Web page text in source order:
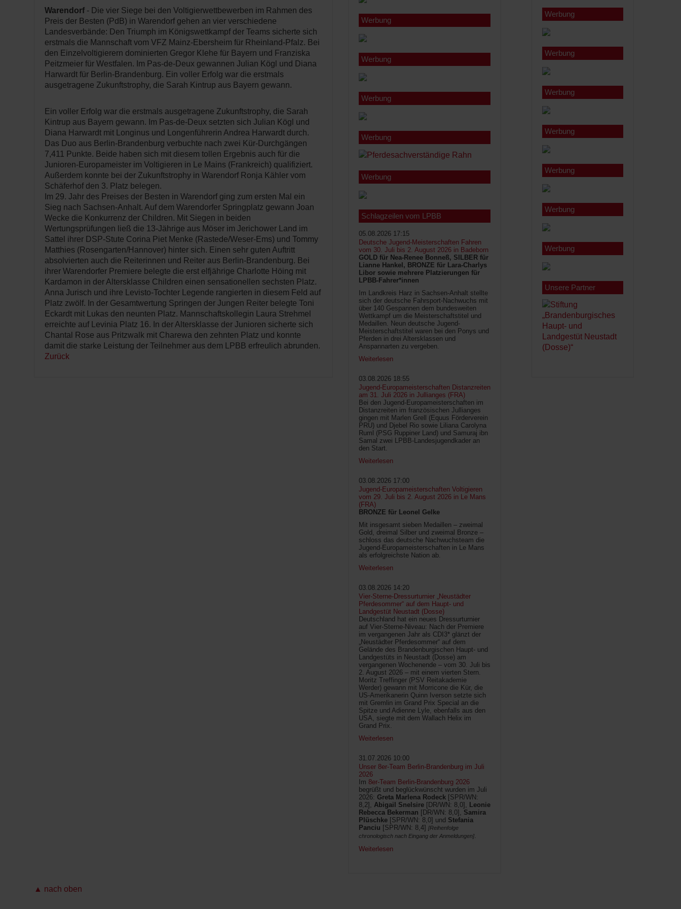
Warendorf - Die vier Siege bei den Voltigierwettbewerben im Rahmen des
Preis der Besten (PdB) in Warendorf gehen an vier verschiedene
Landesverbände: Den Triumph im Königswettkampf der Teams sicherte sich
erstmals die Mannschaft vom VFZ Mainz-Ebersheim für Rheinland-Pfalz. Bei
den Einzelvoltigierern dominierten Gregor Klehe für Bayern und Franziska
Peitzmeier für Westfalen. Im Pas-de-Deux gewannen Julian Kögl und Diana
Harwardt für Berlin-Brandenburg. Ein voller Erfolg war die erstmals
ausgetragene Zukunftstrophy, die Sarah Kintrup aus Bayern gewann.
Ein voller Erfolg war die erstmals ausgetragene Zukunftstrophy, die Sarah
Kintrup aus Bayern gewann. Im Pas-de-Deux setzten sich Julian Kögl und
Diana Harwardt mit Longinus und Longenführerin Andrea Harwardt durch.
Das Duo aus Berlin-Brandenburg verbuchte nach zwei Kür-Durchgängen
7,411 Punkte. Beide haben sich mit diesem tollen Ergebnis auch für die
Junioren-Europameister im Voltigieren in Le Mains (Frankreich) qualifiziert.
Außerdem konnte bei der Zukunftstrophy in Warendorf Ronja Kähler vom
Schäferhof den 3. Platz belegen.
Im 29. Jahr des Preises der Besten in Warendorf ging zum ersten Mal ein
Sieg nach Sachsen-Anhalt. Auf dem Warendorfer Springplatz gewann Joan
Wecke die Konkurrenz der Children. Mit Siegen in beiden
Wertungsprüfungen ließ die 13-Jährige aus Möser im Jerichower Land im
Sattel ihrer DSP-Stute Corina Piet Menke (Rastede/Weser-Ems) und Tommy
Matthies (Rosengarten/Hannover) hinter sich. Einen sehr guten Auftritt
absolvierten auch die Reiterinnen und Reiter aus Berlin-Brandenburg. Bei
ihrer Warendorfer Premiere belegte die erst elfjährige Charlotte Höing mit
Kardamon in der Altersklasse Children einen sensationellen sechsten Platz.
Anna Jurisch und ihre Levisto-Tochter Legende rangierten in diesem Feld auf
Platz zwölf. In der Gesamtwertung Springen der Jungen Reiter belegte Toni
Eckardt mit Lukas den neunten Platz. Mannschaftskollegin Laura Strehmel
erreichte auf Levinia Platz 16. In der Altersklasse der Junioren sicherte sich
Chantal Rose aus Pritzwalk mit Charewa den zehnten Platz und konnte
damit die starke Leistung der Teilnehmer aus dem LPBB erfreulich abrunden.
Zurück
Werbung
Werbung
Werbung
Werbung
Werbung
Schlagzeilen vom LPBB
05.08.2026 17:15
Deutsche Jugend-Meisterschaften Fahren
vom 30. Juli bis 2. August 2026 in Badeborn
GOLD für Nea-Renee Bonneß, SILBER für
Lianne Hankel, BRONZE für Lara-Charlys
Libor sowie mehrere Platzierungen für
LPBB-Fahrer*innen
Im Landkreis Harz in Sachsen-Anhalt stellte
sich der deutsche Fahrsport-Nachwuchs mit
über 140 Gespannen dem bundesweiten
Wettkampf um die Meisterschaftstitel und
Medaillen. Neun deutsche Jugend-
Meisterschaftstitel waren bei den Ponys und
Pferden in drei Altersklassen und
Anspannarten zu vergeben.
Weiterlesen
03.08.2026 18:55
Jugend-Europameisterschaften Distanzreiten
am 31. Juli 2026 in Jullianges (FRA)
Bei den Jugend-Europameisterschaften im
Distanzreiten im französischen Jullianges
gingen mit Marlen Grell (Equus Förderverein
PRU) und Djebel Rio sowie Liliana Carolyna
Ruml (PSG Ruppiner Land) und Samuraj ibn
Samal zwei LPBB-Landesjugendkader an
den Start.
Weiterlesen
03.08.2026 17:00
Jugend-Europameisterschaften Voltigieren
vom 29. Juli bis 2. August 2026 in Le Mans
(FRA)
BRONZE für Leonel Gelke
Mit insgesamt sieben Medaillen – zweimal
Gold, dreimal Silber und zweimal Bronze –
schloss das deutsche Nachwuchsteam die
Jugend-Europameisterschaften in Le Mans
als erfolgreichste Nation ab.
Weiterlesen
03.08.2026 14:20
Vier-Sterne-Dressurturnier „Neustädter
Pferdesommer“ auf dem Haupt- und
Landgestüt Neustadt (Dosse)
Deutschland hat ein neues Dressurturnier
auf Vier-Sterne-Niveau: Nach der Premiere
im vergangenen Jahr als CDI3* glänzt der
„Neustädter Pferdesommer“ auf dem
Gelände des Brandenburgischen Haupt- und
Landgestüts in Neustadt (Dosse) am
vergangenen Wochenende – vom 30. Juli bis
2. August 2026 – mit einem vierten Stern.
Moritz Treffinger (PSV Reitakademie
Werder) gewann mit Morricone die Kür, die
US-Amerikanerin Quinn Iverson setzte sich
mit Gremlin im Grand Prix Special an die
Spitze und Adienne Lyle, ebenfalls aus den
USA, siegte mit dem Wallach Helix im
Grand Prix.
Weiterlesen
31.07.2026 10:00
Unser 8er-Team Berlin-Brandenburg im Juli
2026
Im 8er-Team Berlin-Brandenburg 2026
begrüßt und beglückwünscht wurden im Juli
2026: Greta Marlena Rodeck [SPR/WN:
8,2], Abigail Snelsire [DR/WN: 8,0], Leonie
Rebecca Bekerman [DR/WN: 8,0], Samira
Plüschke [SPR/WN: 8,0] und Stefania
Panciu [SPR/WN: 8,4] [Reihenfolge
chronologisch nach Eingang der Anmeldungen].
Weiterlesen
Werbung
Werbung
Werbung
Werbung
Werbung
Werbung
Werbung
Unsere Partner
▲ nach oben